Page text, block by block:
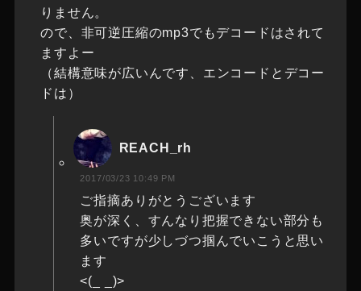
りません。
ので、非可逆圧縮のmp3でもデコードはされて
ますよー
（結構意味が広いんです、エンコードとデコー
ドは）
REACH_rh
2017/03/23 10:49 PM
ご指摘ありがとうございます
奥が深く、すんなり把握できない部分も
多いですが少しづつ掴んでいこうと思い
ます
<(_ _)>